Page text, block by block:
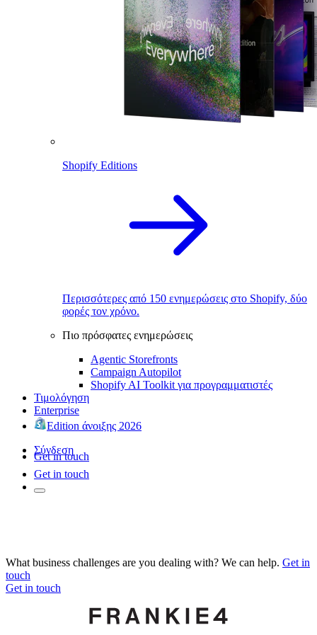
Shopify Editions
Περισσότερες από 150 ενημερώσεις στο Shopify, δύο
φορές τον χρόνο.
Πιο πρόσφατες ενημερώσεις
Agentic Storefronts
Campaign Autopilot
Shopify AI Toolkit για προγραμματιστές
Τιμολόγηση
Enterprise
Edition άνοιξης 2026
Σύνδεση
Get in touch
Get in touch
What business challenges are you dealing with? We can help. Get in
touch
Get in touch